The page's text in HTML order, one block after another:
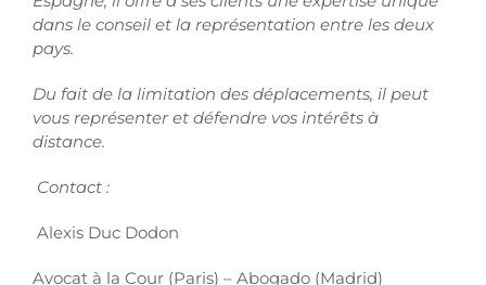
dans le conseil et la représentation entre les deux
pays.
Du fait de la limitation des déplacements, il peut
vous représenter et défendre vos intérêts à
distance.
Contact :
Alexis Duc Dodon
Avocat à la Cour (Paris) – Abogado (Madrid)